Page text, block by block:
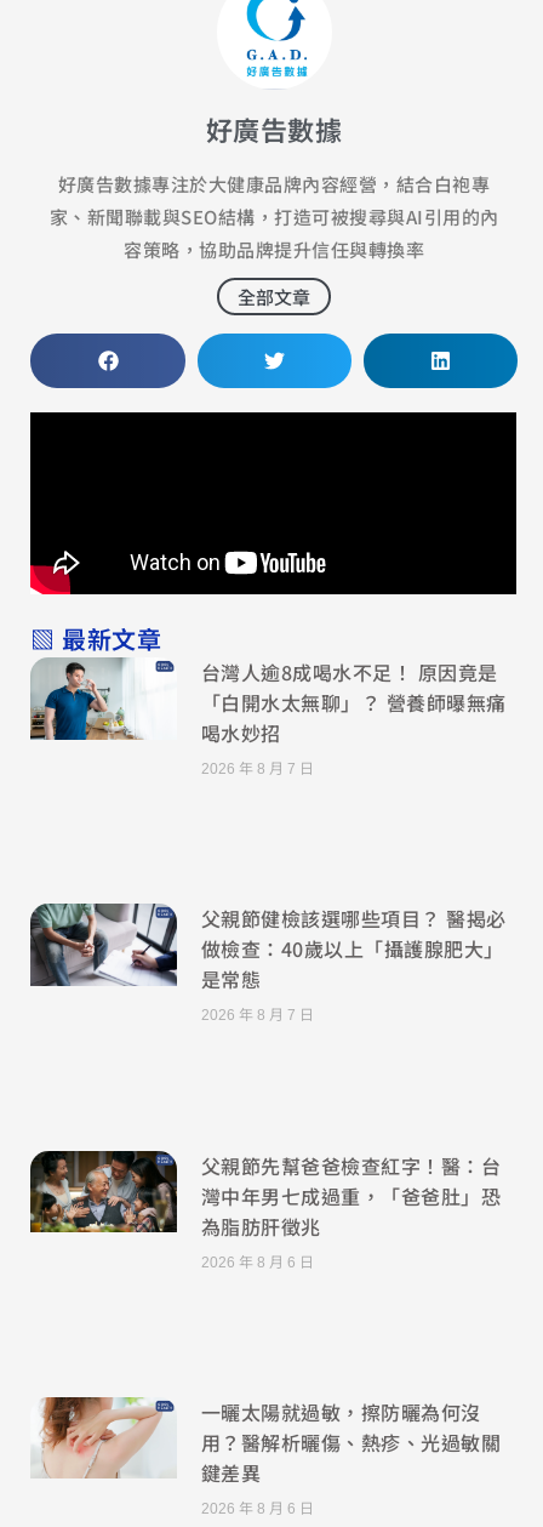
好廣告數據
好廣告數據專注於大健康品牌內容經營，結合白袍專
家、新聞聯載與SEO結構，打造可被搜尋與AI引用的內
容策略，協助品牌提升信任與轉換率
全部文章
▧ 最新文章
台灣人逾8成喝水不足！ 原因竟是
「白開水太無聊」？ 營養師曝無痛
喝水妙招
2026 年 8 月 7 日
父親節健檢該選哪些項目？ 醫揭必
做檢查：40歲以上「攝護腺肥大」
是常態
2026 年 8 月 7 日
父親節先幫爸爸檢查紅字！醫：台
灣中年男七成過重，「爸爸肚」恐
為脂肪肝徵兆
2026 年 8 月 6 日
一曬太陽就過敏，擦防曬為何沒
用？醫解析曬傷、熱疹、光過敏關
鍵差異
2026 年 8 月 6 日